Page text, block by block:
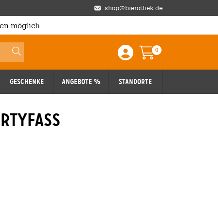
shop@bierothek.de
möglich.
Einloggen / Anmelden
Warenkorb
0
Geschenke Angebote % Standorte